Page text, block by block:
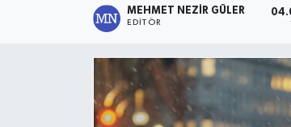
MEHMET NEZIR GÜLER
EDITÖR
Ekonomi
Son Dakika Haberleri
Haber Arşivi